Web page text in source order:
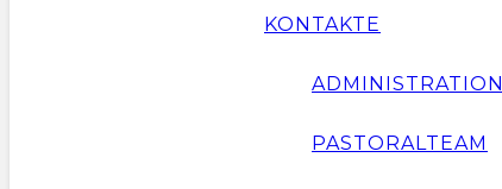
KONTAKTE
ADMINISTRATION
PASTORALTEAM